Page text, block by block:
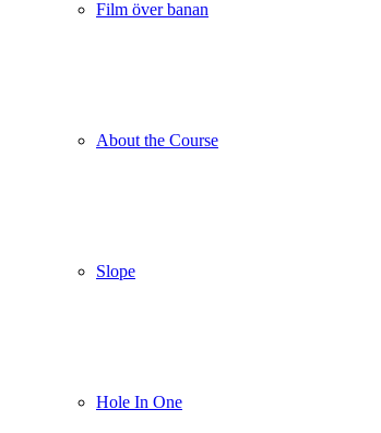
Film över banan
About the Course
Slope
Hole In One